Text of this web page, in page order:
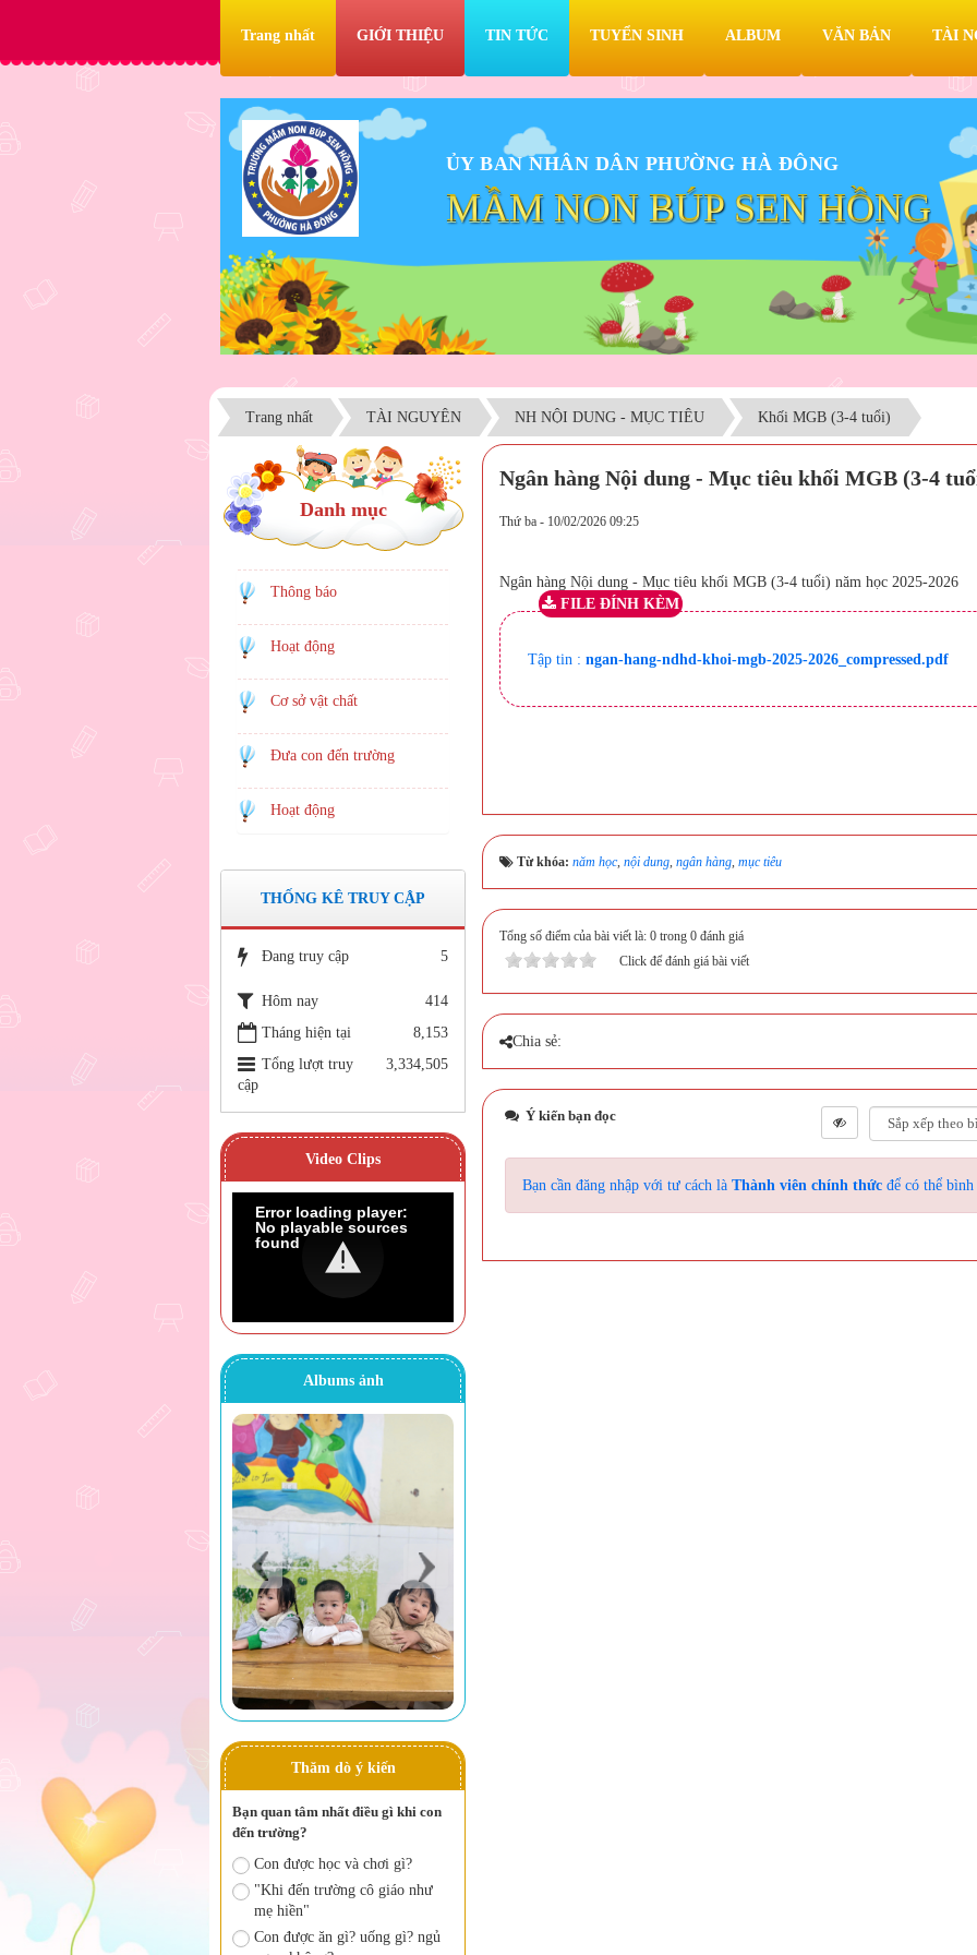
Trang nhất GIỚI THIỆU TIN TỨC TUYỂN SINH ALBUM VĂN BẢN TÀI
ỦY BAN NHÂN DÂN PHƯỜNG HÀ ĐÔNG
MẦM NON BÚP SEN HỒNG
Trang nhất TÀI NGUYÊN NH NỘI DUNG - MỤC TIÊU Khối MGB (3-4 tuổi)
Ngân hàng Nội dung - Mục tiêu khối MGB (3-4
Thứ ba - 10/02/2026 09:25
Ngân hàng Nội dung - Mục tiêu khối MGB (3-4 tuổi) năm học 2025-2026
FILE ĐÍNH KÈM
Tập tin : ngan-hang-ndhd-khoi-mgb-2025-2026_compressed.pdf
Từ khóa: năm học, nội dung, ngân hàng, mục tiêu
Tổng số điểm của bài viết là: 0 trong 0 đánh giá
Click để đánh giá bài viết
Chia sẻ:
Ý kiến bạn đọc
Bạn cần đăng nhập với tư cách là Thành viên chính thức để có thể bình
Danh mục
Thông báo
Hoạt động
Cơ sở vật chất
Đưa con đến trường
Hoạt động
THỐNG KÊ TRUY CẬP
Đang truy cập 5
Hôm nay
414
Tháng hiện tại
8,153
Tổng lượt truy
cập
3,334,505
Video Clips
Error loading player:
No playable sources
found
Albums ảnh
Thăm dò ý kiến
Bạn quan tâm nhất điều gì khi con
đến trường?
Con được học và chơi gì?
"Khi đến trường cô giáo như
mẹ hiền"
Con được ăn gì? uống gì? ngủ